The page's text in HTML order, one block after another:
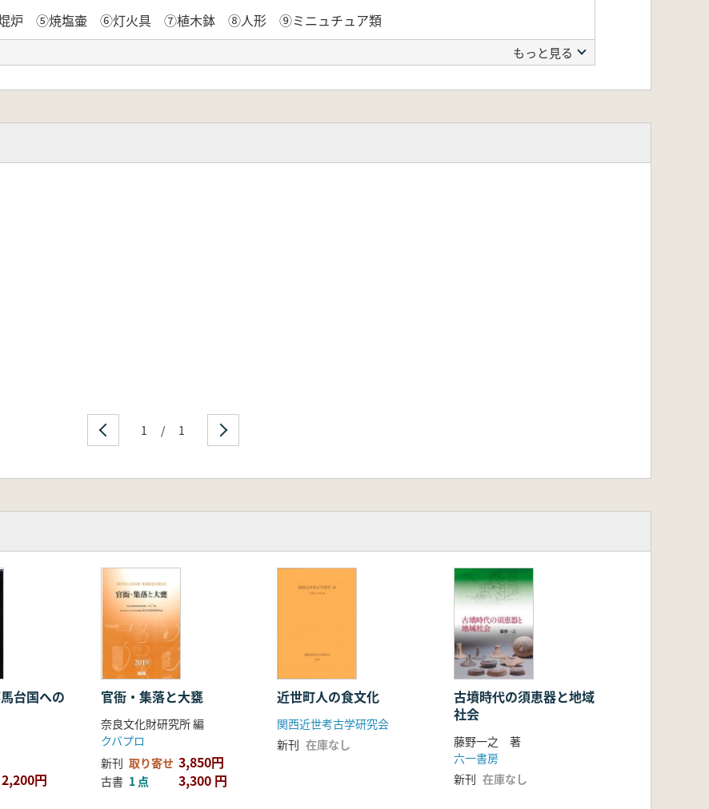
⑤焼塩壷 ⑥灯火具 ⑦植木鉢 ⑧人形 ⑨ミニュチュア類
土器生産
もっと見る
1 / 1
台国への
2,200円
官衙・集落と大甕
奈良文化財研究所 編
クバプロ
新刊 取り寄せ 3,850円
古書 1 点 3,300 円
近世町人の食文化
関西近世考古学研究会
新刊 在庫なし
古墳時代の須恵器と地域
社会
藤野一之 著
六一書房
新刊 在庫なし